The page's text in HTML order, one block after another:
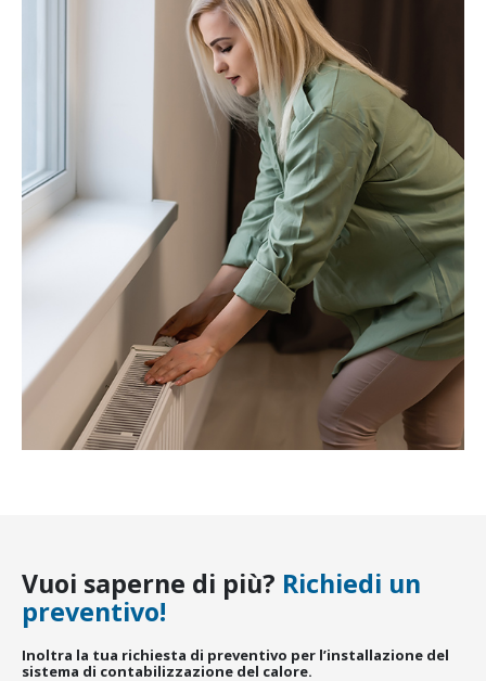
Vuoi saperne di più? Richiedi un
preventivo!
Inoltra la tua richiesta di preventivo per l’installazione del
sistema di contabilizzazione del calore.